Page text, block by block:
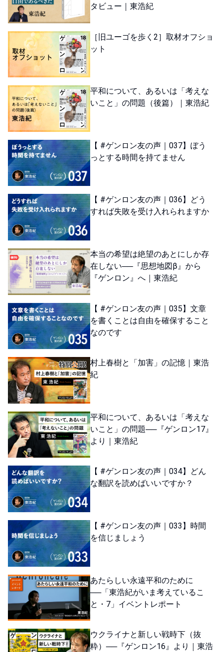
タビュー｜東浩紀
［旧ユーゴを歩く2］取材オフショ
ット
平和について、あるいは「考えな
いこと」の問題（後篇）｜東浩紀
【 #ゲンロン友の声｜037】ぼう
っとする時間を持てません
【 #ゲンロン友の声｜036】どう
すれば失敗を受け入れられますか
本当の希望は絶望のあとにしか存
在しない──『思想地図β』から
『ゲンロン』へ｜東浩紀
【 #ゲンロン友の声｜035】文章
を書くことは自由を確保すること
なのです
村上春樹と「加害」の記憶｜東浩
紀
平和について、あるいは「考えな
いこと」の問題──『ゲンロン17』
より｜東浩紀
【 #ゲンロン友の声｜034】どん
な翻訳を読めばいいですか？
【 #ゲンロン友の声｜033】時間
を信じましょう
あたらしい永遠平和のために
──「東浩紀がいま考えているこ
と・7」イベントレポート
ウクライナと新しい戦時下（抜
粋）──『ゲンロン16』より｜東浩